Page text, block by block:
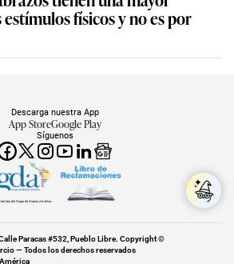
físicos y no es por
Síguenos
Descarga nuestra App
App StoreGoogle Play
del Grupo de Diarios América
Paracas #532, Pueblo Libre. Copyright ©
— Todos los derechos reservados